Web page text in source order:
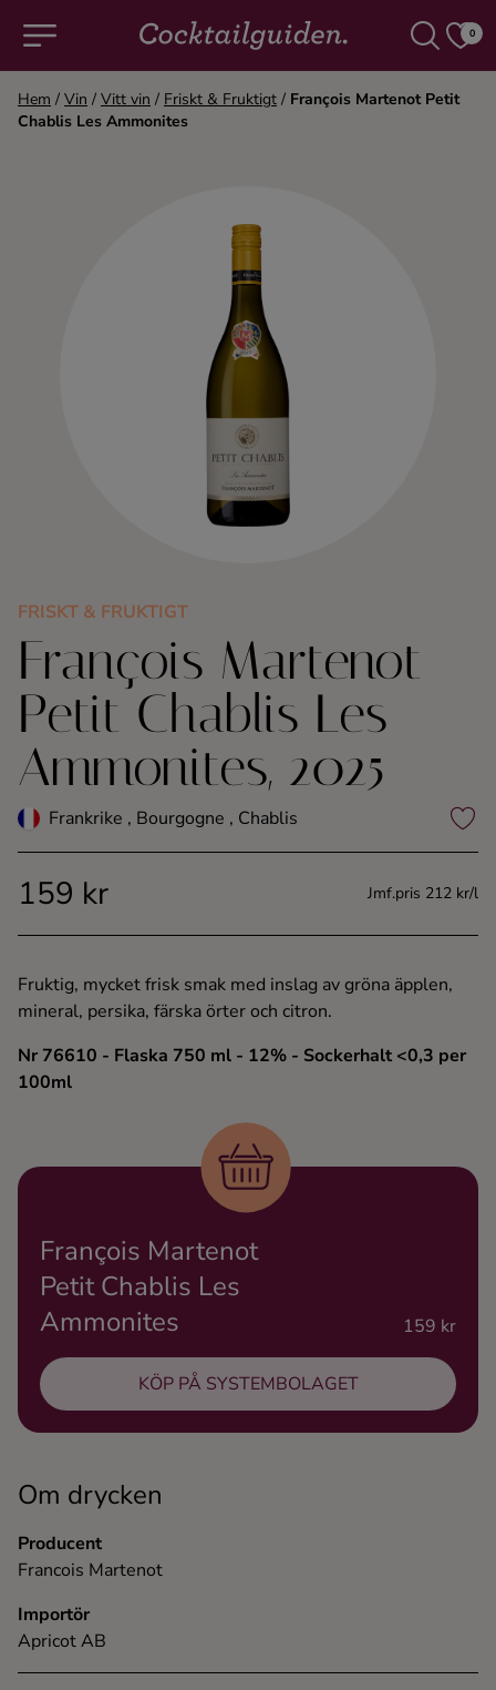
0
COCKTAILS & DRINKAR
Rom
Shots
Tequila
Vodka
Ingredienser
Hem / Vin / Vitt vin / Friskt & Fruktigt / François Martenot Petit
Chablis Les Ammonites
FRISKT & FRUKTIGT
François Martenot
Petit Chablis Les
Ammonites, 2025
Frankrike , Bourgogne , Chablis
159 kr Jmf.pris 212 kr/l
Fruktig, mycket frisk smak med inslag av gröna äpplen,
mineral, persika, färska örter och citron.
Nr 76610 - Flaska 750 ml - 12% - Sockerhalt <0,3 per
100ml
Om drycken
Producent
Francois Martenot
Importör
Apricot AB
François Martenot
Petit Chablis Les
Ammonites
159 kr
KÖP PÅ SYSTEMBOLAGET